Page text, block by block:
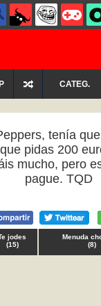
CATEG.
tenía
pidas 200
mucho, pero
pague. TQD
jodes
(15)
Menuda
(8)